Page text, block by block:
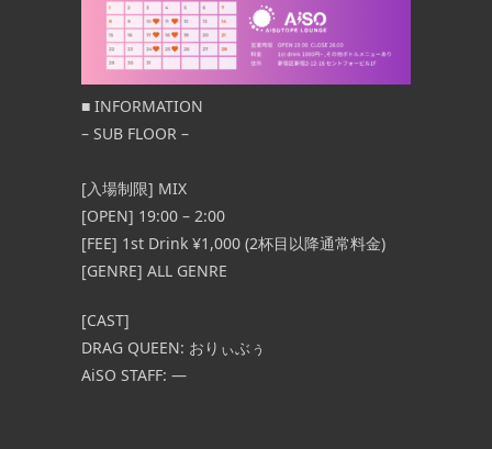
■ INFORMATION
– SUB FLOOR –
[入場制限] MIX
[OPEN] 19:00 – 2:00
[FEE] 1st Drink ¥1,000 (2杯目以降通常料金)
[GENRE] ALL GENRE
[CAST]
DRAG QUEEN: おりぃぶぅ
AiSO STAFF: —